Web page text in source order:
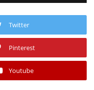
Twitter
Pinterest
Youtube